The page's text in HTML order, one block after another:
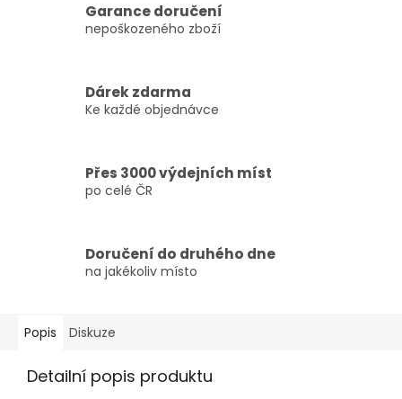
Garance doručení
nepoškozeného zboží
Dárek zdarma
Ke každé objednávce
Přes 3000 výdejních míst
po celé ČR
Doručení do druhého dne
na jakékoliv místo
Popis Diskuze
Detailní popis produktu